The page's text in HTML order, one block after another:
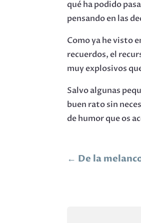
qué ha podido
pensando en las
Como ya he visto
recuerdos, el
muy explosivos
Salvo algunas
buen rato sin
de humor que os
← De la